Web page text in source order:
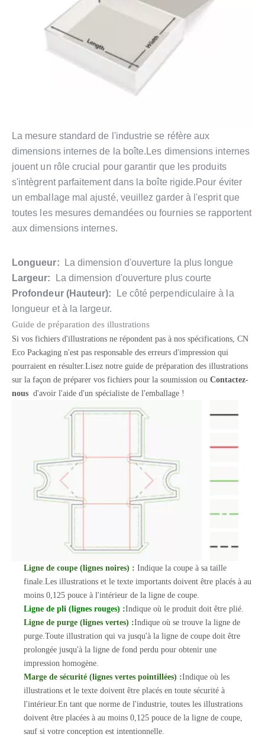
La mesure standard de l'industrie se réfère aux
dimensions internes de la boîte.Les dimensions internes
jouent un rôle crucial pour garantir que les produits
s'intègrent parfaitement dans la boîte rigide.Pour éviter
un emballage mal ajusté, veuillez garder à l'esprit que
toutes les mesures demandées ou fournies se rapportent
aux dimensions internes.
Longueur: La dimension d'ouverture la plus longue
Largeur:
La dimension d'ouverture plus courte
Profondeur (Hauteur): Le côté perpendiculaire à la
longueur et à la largeur.
Guide de préparation des illustrations
Si vos fichiers d'illustrations ne répondent pas à nos spécifications, CN
Eco Packaging n'est pas responsable des erreurs d'impression qui
pourraient en résulter.Lisez notre guide de préparation des illustrations
sur la façon de préparer vos fichiers pour la soumission ou Contactez-
nous d'avoir l'aide d'un spécialiste de l'emballage !
Ligne de coupe (lignes noires) : Indique la coupe à sa taille
finale.Les illustrations et le texte importants doivent être placés à au
moins 0,125 pouce à l'intérieur de la ligne de coupe.
Ligne de pli (lignes rouges) :Indique où le produit doit être plié.
Ligne de purge (lignes vertes) :Indique où se trouve la ligne de
purge.Toute illustration qui va jusqu'à la ligne de coupe doit être
prolongée jusqu'à la ligne de fond perdu pour obtenir une
impression homogène.
Marge de sécurité (lignes vertes pointillées) :Indique où les
illustrations et le texte doivent être placés en toute sécurité à
l'intérieur.En tant que norme de l'industrie, toutes les illustrations
doivent être placées à au moins 0,125 pouce de la ligne de coupe,
sauf si votre conception est intentionnelle.